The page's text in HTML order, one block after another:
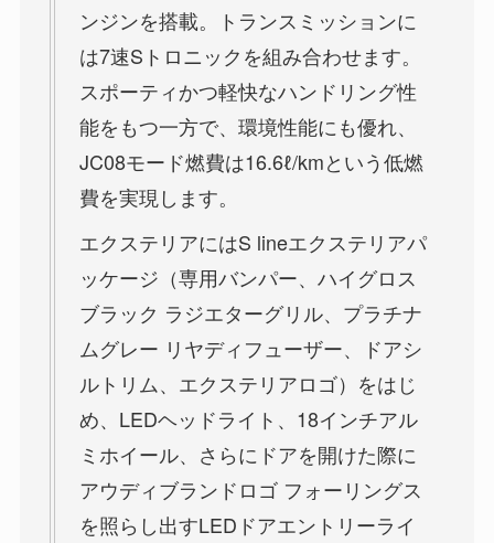
ンジンを搭載。トランスミッションに
は7速Sトロニックを組み合わせます。
スポーティかつ軽快なハンドリング性
能をもつ一方で、環境性能にも優れ、
JC08モード燃費は16.6ℓ/kmという低燃
費を実現します。
エクステリアにはS lineエクステリアパ
ッケージ（専用バンパー、ハイグロス
ブラック ラジエターグリル、プラチナ
ムグレー リヤディフューザー、ドアシ
ルトリム、エクステリアロゴ）をはじ
め、LEDヘッドライト、18インチアル
ミホイール、さらにドアを開けた際に
アウディブランドロゴ フォーリングス
を照らし出すLEDドアエントリーライ